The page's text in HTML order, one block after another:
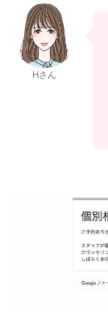
Hさん